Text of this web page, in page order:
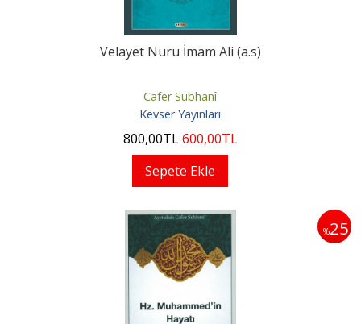
Velayet Nuru İmam Ali (a.s)
Cafer Sübhanî
Kevser Yayınları
800,00TL600,00TL
Sepete Ekle
%25